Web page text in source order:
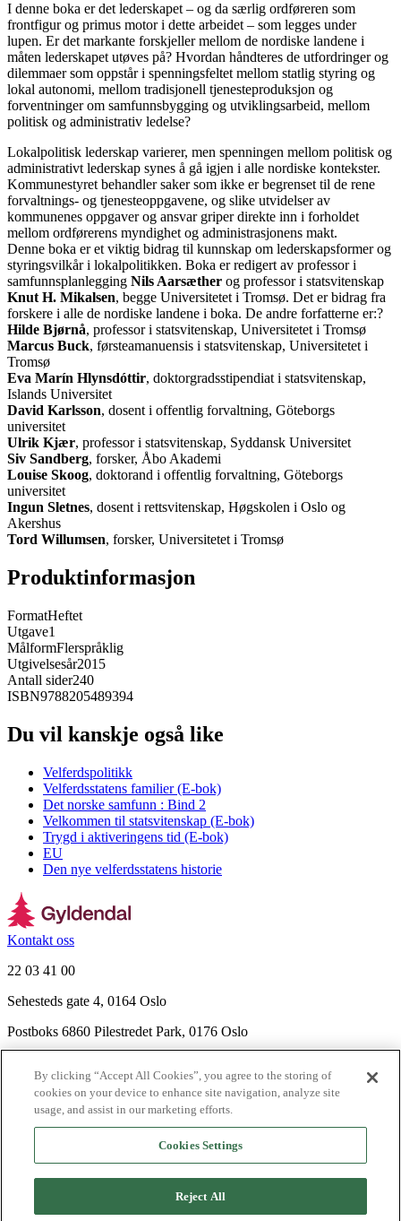
I denne boka er det lederskapet – og da særlig ordføreren som
frontfigur og primus motor i dette arbeidet – som legges under
lupen. Er det markante forskjeller mellom de nordiske landene i
måten lederskapet utøves på? Hvordan håndteres de utfordringer og
dilemmaer som oppstår i spenningsfeltet mellom statlig styring og
lokal autonomi, mellom tradisjonell tjenesteproduksjon og
forventninger om samfunnsbygging og utviklingsarbeid, mellom
politisk og administrativ ledelse?
Lokalpolitisk lederskap varierer, men spenningen mellom politisk og
administrativt lederskap synes å gå igjen i alle nordiske kontekster.
Kommunestyret behandler saker som ikke er begrenset til de rene
forvaltnings- og tjenesteoppgavene, og slike utvidelser av
kommunenes oppgaver og ansvar griper direkte inn i forholdet
mellom ordførerens myndighet og administrasjonens makt.
Denne boka er et viktig bidrag til kunnskap om lederskapsformer og
styringsvilkår i lokalpolitikken. Boka er redigert av professor i
samfunnsplanlegging Nils Aarsæther og professor i statsvitenskap
Knut H. Mikalsen, begge Universitetet i Tromsø. Det er bidrag fra
forskere i alle de nordiske landene i boka. De andre forfatterne er:?
Hilde Bjørnå, professor i statsvitenskap, Universitetet i Tromsø
Marcus Buck, førsteamanuensis i statsvitenskap, Universitetet i
Tromsø
Eva Marín Hlynsdóttir, doktorgradsstipendiat i statsvitenskap,
Islands Universitet
David Karlsson, dosent i offentlig forvaltning, Göteborgs
universitet
Ulrik Kjær, professor i statsvitenskap, Syddansk Universitet
Siv Sandberg, forsker, Åbo Akademi
Louise Skoog, doktorand i offentlig forvaltning, Göteborgs
universitet
Ingun Sletnes, dosent i rettsvitenskap, Høgskolen i Oslo og
Akershus
Tord Willumsen, forsker, Universitetet i Tromsø
Produktinformasjon
FormatHeftet
Utgave1
MålformFlerspråklig
Utgivelsesår2015
Antall sider240
ISBN9788205489394
Du vil kanskje også like
Velferdspolitikk
Velferdsstatens familier (E-bok)
Det norske samfunn : Bind 2
Velkommen til statsvitenskap (E-bok)
Trygd i aktiveringens tid (E-bok)
EU
Den nye velferdsstatens historie
Kontakt oss
22 03 41 00
Sehesteds gate 4, 0164 Oslo
Postboks 6860 Pilestredet Park, 0176 Oslo
Nyhetsbrev
Ledige stillinger
Send inn manus
Agency
By clicking “Accept All Cookies”, you agree to the storing of
cookies on your device to enhance site navigation, analyze site
usage, and assist in our marketing efforts.
Cookies Settings
Reject All